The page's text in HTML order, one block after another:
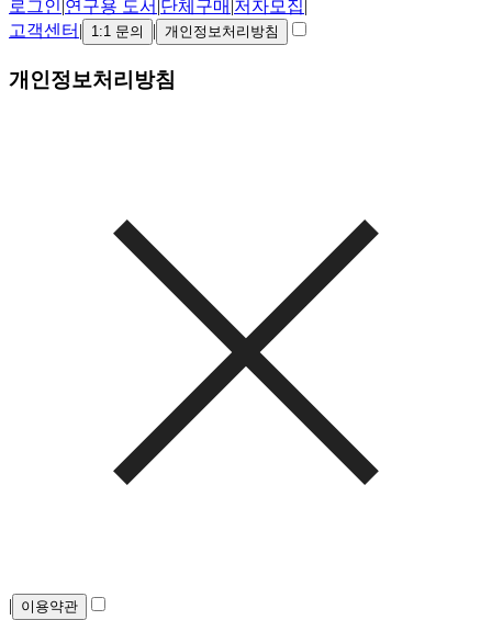
로그인|연구용 도서 |단체구매 |저자모집|
고객센터 | 1:1 문의 | 개인정보처리방침
개인정보처리방침
| 이용약관